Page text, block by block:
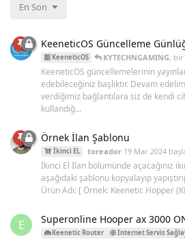
En Son
KeeneticOS Güncelleme
KeeneticOS KYTECHNGAMING, bir
KeeneticOS güncellemelerinin
edebileceğiniz başlıktır. Devam
verdiğimiz bağlantılara siz de kendi
kullandığ...
Örnek İlan Şablonu
İkinci EL toreador 19 Mar 2024
İkinci El İlan bölümünde açacağınız
aşağıdaki şablonu kopyalayıp
Ürün Adı: [ Örnek: Keenetic Hopper
E Superonline Hooper ax 3000
Keenetic Router Internet Servis